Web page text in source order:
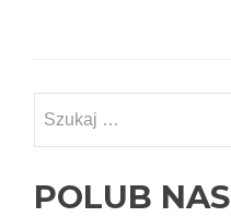
POLUB NAS